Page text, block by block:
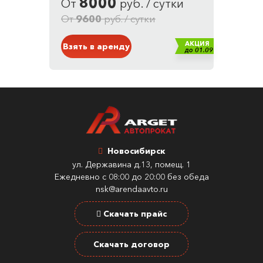
Кузов: Внедорожник
Белый
От руб. / сутки
От9600руб. / сутки
Взять в аренду АКЦИЯ
до 01.09
Новосибирск
ул. Державина д.13, помещ. 1
Ежедневно с 08:00 до 20:00 без обеда
nsk@arendaavto.ru
Скачать прайс
Скачать договор